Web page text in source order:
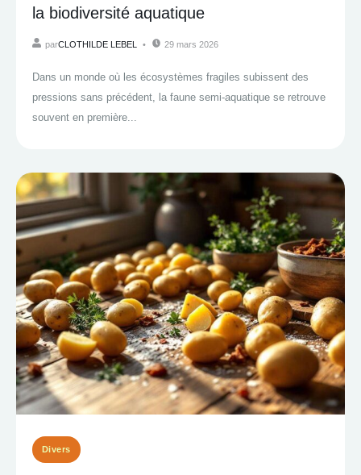
la biodiversité aquatique
parCLOTHILDE LEBEL 29 mars 2026
Dans un monde où les écosystèmes fragiles subissent des
pressions sans précédent, la faune semi-aquatique se retrouve
souvent en première...
Divers